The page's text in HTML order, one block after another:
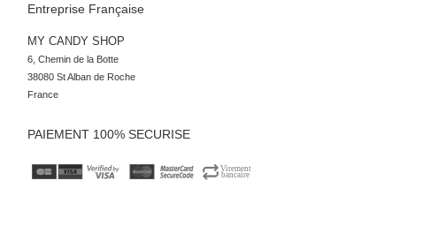
Entreprise Française
MY CANDY SHOP
6, Chemin de la Botte
38080 St Alban de Roche
France
PAIEMENT 100% SECURISE